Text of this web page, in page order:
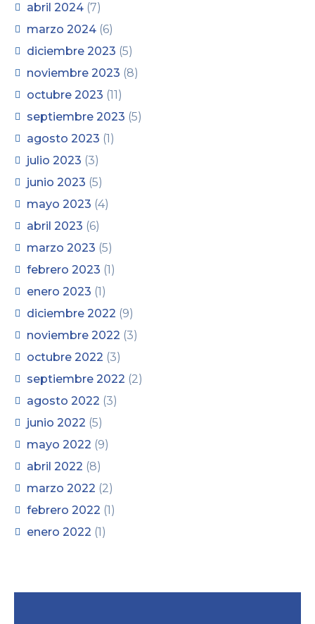
abril 2024 (7)
marzo 2024 (6)
diciembre 2023 (5)
noviembre 2023 (8)
octubre 2023 (11)
septiembre 2023 (5)
agosto 2023 (1)
julio 2023 (3)
junio 2023 (5)
mayo 2023 (4)
abril 2023 (6)
marzo 2023 (5)
febrero 2023 (1)
enero 2023 (1)
diciembre 2022 (9)
noviembre 2022 (3)
octubre 2022 (3)
septiembre 2022 (2)
agosto 2022 (3)
junio 2022 (5)
mayo 2022 (9)
abril 2022 (8)
marzo 2022 (2)
febrero 2022 (1)
enero 2022 (1)